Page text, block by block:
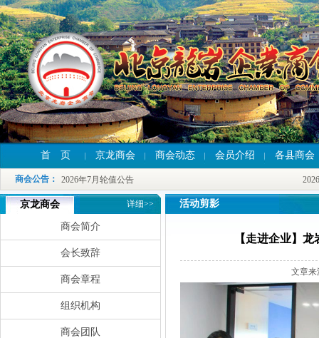
首 页 京龙商会 商会动态 会员介绍 各县商会
商会公告 ：
2026年7月轮值公告
2026年7月轮值公告
2026年7月轮值公告
京龙商会 详细>>
商会简介
会长致辞
商会章程
组织机构
商会团队
活动剪影
【走进企业】
文章